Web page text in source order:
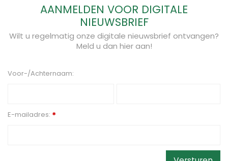
AANMELDEN VOOR DIGITALE
NIEUWSBRIEF
Wilt u regelmatig onze digitale nieuwsbrief ontvangen?
Meld u dan hier aan!
Voor-/Achternaam:
E-mailadres: *